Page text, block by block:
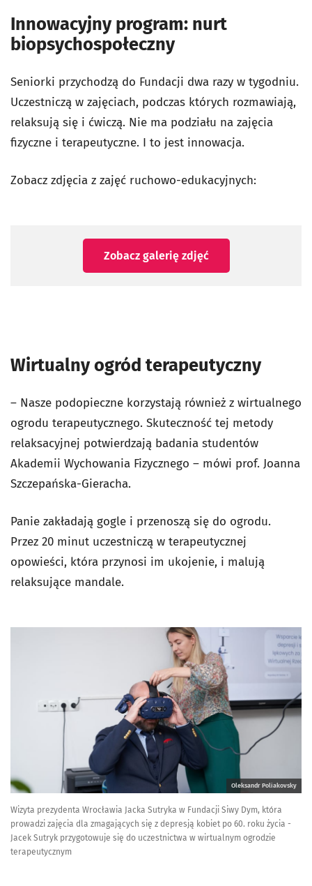
Innowacyjny program: nurt
biopsychospołeczny
Seniorki przychodzą do Fundacji dwa razy w tygodniu.
Uczestniczą w zajęciach, podczas których rozmawiają,
relaksują się i ćwiczą. Nie ma podziału na zajęcia
fizyczne i terapeutyczne. I to jest innowacja.
Zobacz zdjęcia z zajęć ruchowo-edukacyjnych:
Zobacz galerię zdjęć
Wirtualny ogród terapeutyczny
– Nasze podopieczne korzystają również z wirtualnego
ogrodu terapeutycznego. Skuteczność tej metody
relaksacyjnej potwierdzają badania studentów
Akademii Wychowania Fizycznego – mówi prof. Joanna
Szczepańska-Gieracha.
Panie zakładają gogle i przenoszą się do ogrodu.
Przez 20 minut uczestniczą w terapeutycznej
opowieści, która przynosi im ukojenie, i malują
relaksujące mandale.
Oleksandr Poliakovsky
Wizyta prezydenta Wrocławia Jacka Sutryka w Fundacji Siwy Dym, która
prowadzi zajęcia dla zmagających się z depresją kobiet po 60. roku życia -
Jacek Sutryk przygotowuje się do uczestnictwa w wirtualnym ogrodzie
terapeutycznym